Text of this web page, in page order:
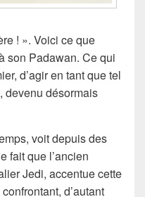
! ». Voici ce que
son Padawan. Ce qui
d’agir en tant que tel
devenu désormais
voit depuis des
fait que l’ancien
Jedi, accentue cette
d’autant